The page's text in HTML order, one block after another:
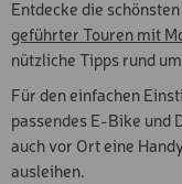
Entdecke die
geführter Touren mit
nützliche Tipps rund
Für den einfachen
passendes E-Bike und
auch vor Ort eine
ausleihen.